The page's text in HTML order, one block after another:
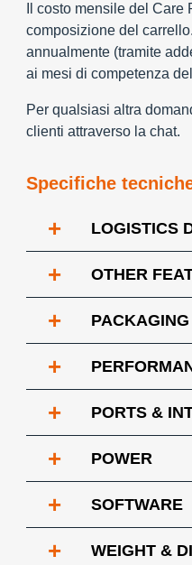
Il costo mensile del
composizione del
annualmente (tramite
ai mesi di competenza
Per qualsiasi altra
clienti attraverso la chat.
Specifiche
+ LOGISTICS
+ OTHER
+
+
+ PORTS &
+ POWER
+ SOFTWARE
+ WEIGHT &